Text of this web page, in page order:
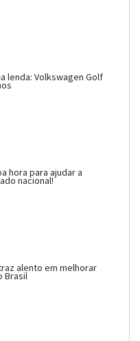
lenda: Volkswagen Golf
hora para ajudar a
nacional!
alento em melhorar
Brasil